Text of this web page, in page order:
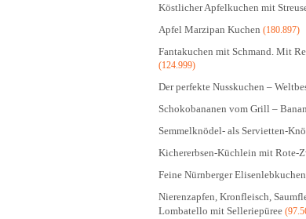
Köstlicher Apfelkuchen mit
Apfel Marzipan Kuchen (180.897)
Fantakuchen mit Schmand. Mit
(124.999)
Der perfekte Nusskuchen –
Schokobananen vom Grill –
Semmelknödel- als Servietten-
Kichererbsen-Küchlein mit Rote-
Feine Nürnberger
Nierenzapfen, Kronfleisch,
Lombatello mit Selleriepüree